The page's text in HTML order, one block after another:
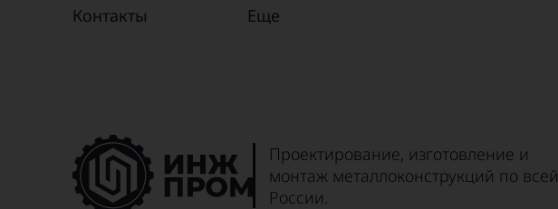
Контакты
Еще
Проектирование, изготовление и
монтаж металлоконструкций по всей
России.